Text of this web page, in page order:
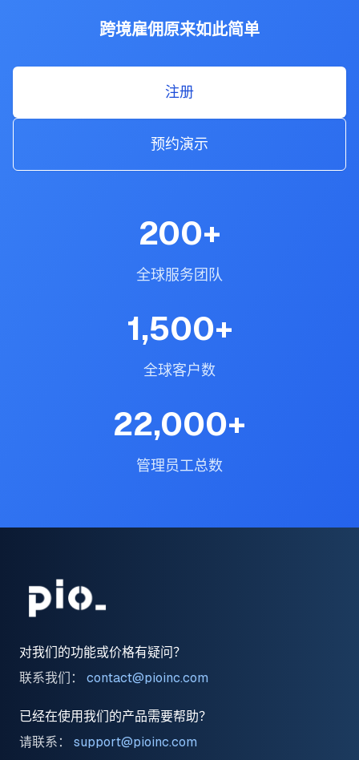
跨境雇佣原来如此简单
注册
预约演示
200+
全球服务团队
1,500+
全球客户数
22,000+
管理员工总数
对我们的功能或价格有疑问？
联系我们：
contact@pioinc.com
已经在使用我们的产品需要帮助？
请联系：
support@pioinc.com